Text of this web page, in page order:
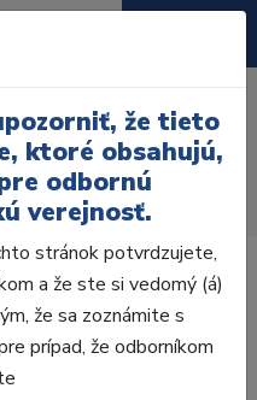
B4
že tieto
ktoré obsahujú,
odbornú
verejnosť.
stránok potvrdzujete,
a že ste si vedomý (á)
že sa zoznámite s
prípad, že odborníkom